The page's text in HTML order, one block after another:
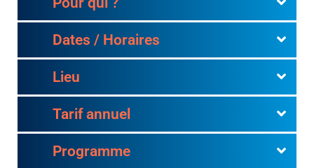
Dates / Horaires
Lieu
Tarif annuel
Programme